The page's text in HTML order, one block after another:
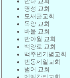
명성 교회
모새골교회
목양 교회
바울 교회
반야월 교회
백양로 교회
백주년기념교회
번동제일교회
범어 교회